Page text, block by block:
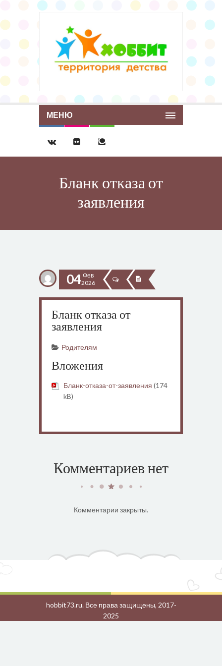
МЕНЮ
Бланк отказа от
заявления
04 Фев
2026
Бланк отказа от
заявления
Родителям
Вложения
Бланк-отказа-от-заявления (174
kB)
Комментариев нет
Комментарии закрыты.
hobbit73.ru. Все права защищены, 2017-
2025